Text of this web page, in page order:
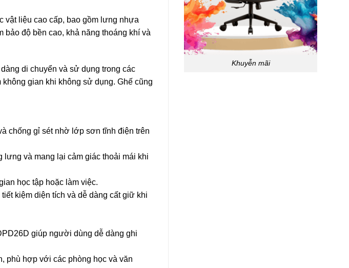
Khuyễn mãi
vật liệu cao cấp, bao gồm lưng nhựa
độ bền cao, khả năng thoáng khí và
di chuyển và sử dụng trong các
gian khi không sử dụng. Ghế cũng
chống gỉ sét nhờ lớp sơn tĩnh điện trên
và mang lại cảm giác thoải mái khi
học tập hoặc làm việc.
kiệm diện tích và dễ dàng cất giữ khi
giúp người dùng dễ dàng ghi
phù hợp với các phòng học và văn